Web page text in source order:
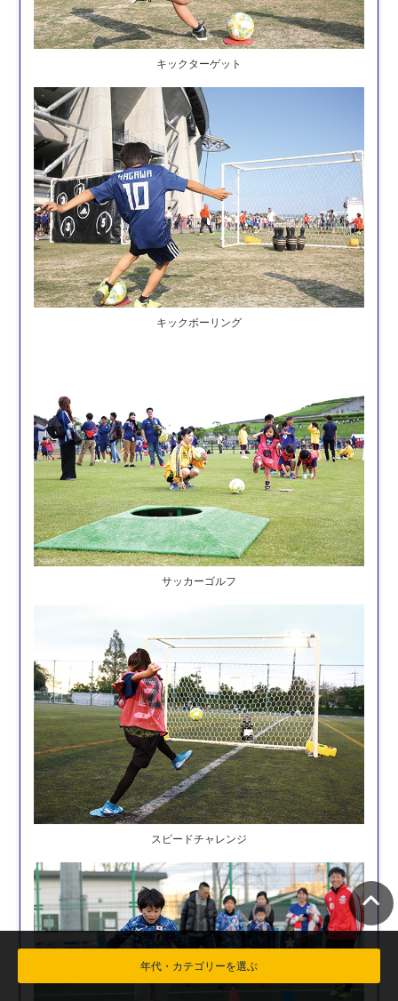
キックターゲット
キックボーリング
サッカーゴルフ
スピードチャレンジ
年代・カテゴリーを選ぶ